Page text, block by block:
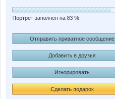
Портрет заполнен на 83 %
Отправить приватное сообщение
Добавить в друзья
Игнорировать
Сделать подарок